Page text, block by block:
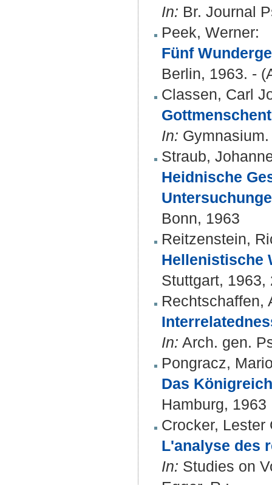
In: Br. Journal
Peek, Werner:
Fünf
Berlin, 1963. -
Classen, Carl
In:
Straub,
Heidnische
Bonn, 1963
Reitzenstein,
Hellenistische
Stuttgart, 1963,
Rechtschaffen,
In: Arch. gen.
Pongracz,
Das
Hamburg, 1963
Crocker, Lester
L'analyse des
In: Studies on